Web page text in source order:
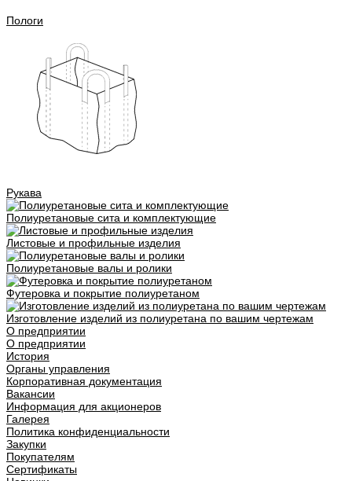
Пологи
Рукава
Полиуретановые сита и комплектующие
Листовые и профильные изделия
Полиуретановые валы и ролики
Футеровка и покрытие полиуретаном
Изготовление изделий из полиуретана по вашим чертежам
О предприятии
О предприятии
История
Органы управления
Корпоративная документация
Вакансии
Информация для акционеров
Галерея
Политика конфиденциальности
Закупки
Покупателям
Сертификаты